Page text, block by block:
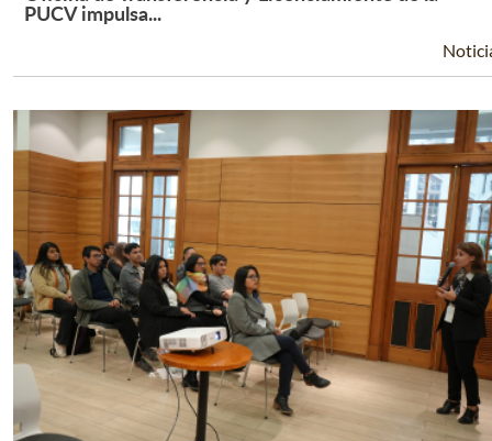
Leer Más +
PUCV impulsa...